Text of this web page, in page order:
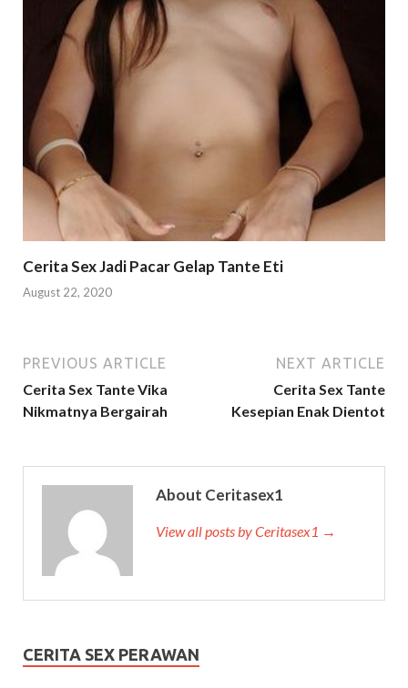
Cerita Sex Jadi Pacar Gelap Tante Eti
August 22, 2020
PREVIOUS ARTICLE
Cerita Sex Tante Vika
Nikmatnya Bergairah
NEXT ARTICLE
Cerita Sex Tante
Kesepian Enak Dientot
About Ceritasex1
View all posts by Ceritasex1 →
CERITA SEX PERAWAN